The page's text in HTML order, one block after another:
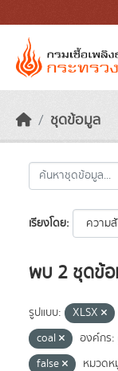
ชุดข้อมูล
เรียงโดย
พบ 2 ชุดข้
รูปแบบ: XLSX
coal
องค์กร:
false
หมวดห